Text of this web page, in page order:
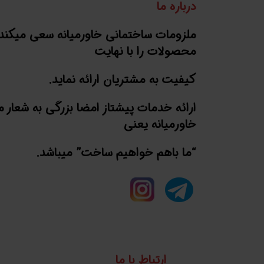
درباره ما
ملزومات ساختمانی خاورمیانه سعی
محصولات را با نهایت
کیفیت به مشتریان ارائه نماید.
ارائه خدمات پیشتاز امضا بزرگی به شعار
خاورمیانه یعنی
“ما باهم خواهیم ساخت” میباشد.
ارتباط با ما